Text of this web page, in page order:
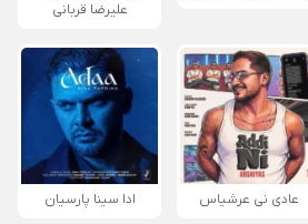
علیرضا قربانی
عادی نی عرشیاس ادا سینا پارسیان